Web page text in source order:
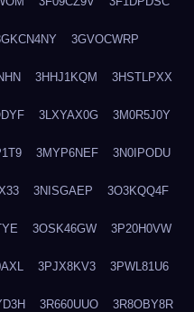
3GVOCWRP
3HHJ1KQM 3HSTLPXX
3LXYAX0G 3M0R5J0Y
3MYP6NEF 3N0IPODU
3NISGAEP 3O3KQQ4F
3OSK46GW 3P20H0VW
3PJX8KV3 3PWL81U6
3R660UUO 3R8OBY8R